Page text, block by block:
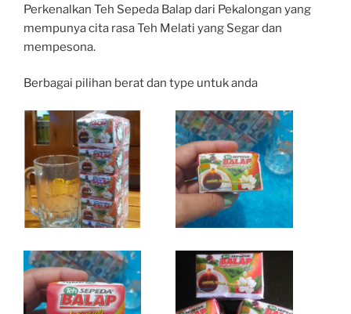
Perkenalkan Teh Sepeda Balap dari Pekalongan yang
mempunya cita rasa Teh Melati yang Segar dan
mempesona.
Berbagai pilihan berat dan type untuk anda